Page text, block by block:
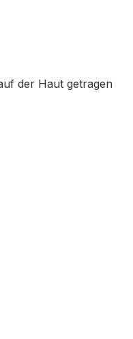
der Haut getragen